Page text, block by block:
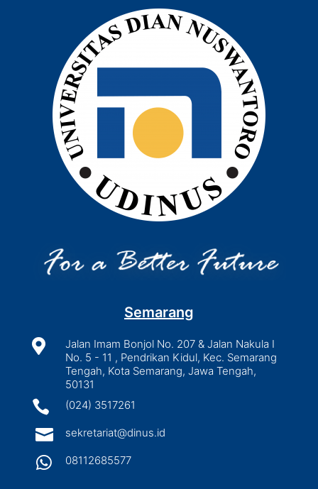
Semarang

Jalan Imam Bonjol No. 207 & Jalan Nakula I
No. 5 - 11 , Pendrikan Kidul, Kec. Semarang
Tengah, Kota Semarang, Jawa Tengah,
50131
 (024) 3517261
 sekretariat@dinus.id
 08112685577